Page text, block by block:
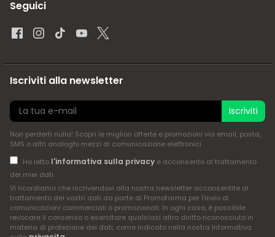
Seguici
Iscriviti alla newsletter
Iscriviti
Non perderti nulla! Scopri le migliori offerte e promozioni via email, posta,
SMS o altri analoghi mezzi di comunicazione elettronici
Ho letto l'informativa sulla privacye acconsento al trattamento
dei miei dati
Vi ricordiamo che iscrivendovi alla nostra newsletter acconsentite al
trattamento dei vostri dati da parte di Promofarma per l'invio di
comunicazioni commerciali o promozionali. In ogni caso, è possibile
revocare il consenso o esercitare qualsiasi altro diritto riconosciuto in
materia di protezione dei dati, come indicato nella nostra Informativa